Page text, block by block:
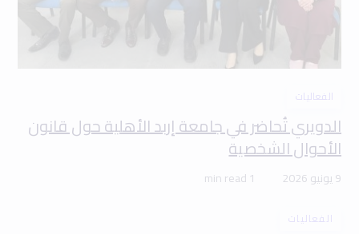
الفعاليات
الدويري تُحاضر في جامعة إربد الأهلية حول قانون
الأحوال الشخصية
9 يونيو 2026 1 min read
الفعاليات